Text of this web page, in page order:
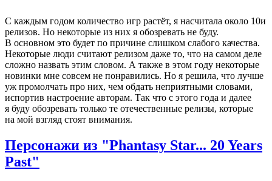
С каждым годом количество игр растёт, я насчитала около 10и
релизов. Но некоторые из них я обозревать не буду.
В основном это будет по причине слишком слабого качества.
Некоторые люди считают релизом даже то, что на самом деле
сложно назвать этим словом. А также в этом году некоторые
новинки мне совсем не понравились. Но я решила, что лучше
уж промолчать про них, чем обдать неприятными словами,
испортив настроение авторам. Так что с этого года и далее
я буду обозревать только те отечественные релизы, которые
на мой взгляд стоят внимания.
Персонажи из "Phantasy Star... 20 Years
Past"